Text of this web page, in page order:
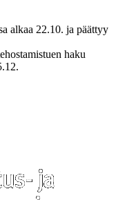
alkaa 22.10. ja päättyy
haku